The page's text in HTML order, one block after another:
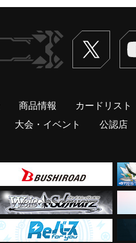
Twitter
商品情報 カードリスト
大会・イベント 公認店